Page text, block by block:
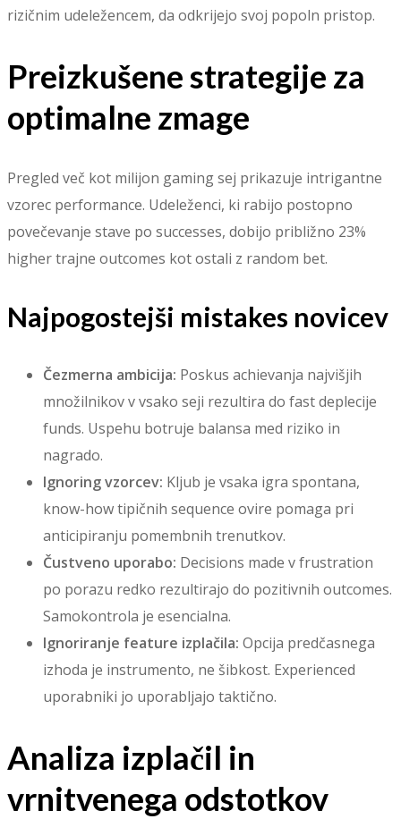
rizičnim udeležencem, da odkrijejo svoj popoln pristop.
Preizkušene strategije za
optimalne zmage
Pregled več kot milijon gaming sej prikazuje intrigantne
vzorec performance. Udeleženci, ki rabijo postopno
povečevanje stave po successes, dobijo približno 23%
higher trajne outcomes kot ostali z random bet.
Najpogostejši mistakes novicev
Čezmerna ambicija: Poskus achievanja najvišjih
množilnikov v vsako seji rezultira do fast deplecije
funds. Uspehu botruje balansa med riziko in
nagrado.
Ignoring vzorcev: Kljub je vsaka igra spontana,
know-how tipičnih sequence ovire pomaga pri
anticipiranju pomembnih trenutkov.
Čustveno uporabo: Decisions made v frustration
po porazu redko rezultirajo do pozitivnih outcomes.
Samokontrola je esencialna.
Ignoriranje feature izplačila: Opcija predčasnega
izhoda je instrumento, ne šibkost. Experienced
uporabniki jo uporabljajo taktično.
Analiza izplačil in
vrnitvenega odstotkov